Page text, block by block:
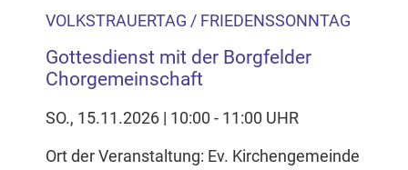
VOLKSTRAUERTAG / FRIEDENSSONNTAG
Gottesdienst mit der Borgfelder
Chorgemeinschaft
SO., 15.11.2026 | 10:00 - 11:00 UHR
Ort der Veranstaltung: Ev. Kirchengemeinde